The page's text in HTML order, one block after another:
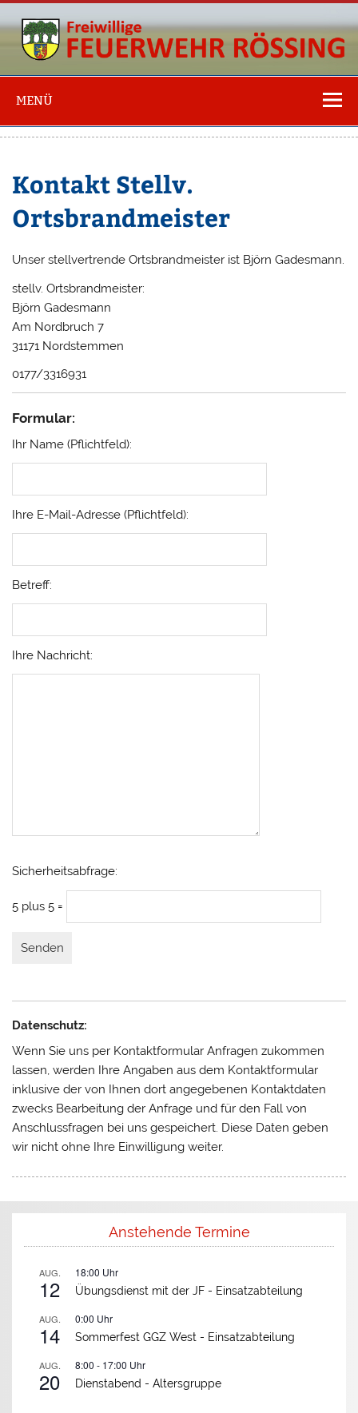
Freiwillige
Feuerwehr
Rössing
MENÜ
Kontakt Stellv.
Ortsbrandmeister
Unser stellvertrende Ortsbrandmeister ist Björn Gadesmann.
stellv. Ortsbrandmeister:
Björn Gadesmann
Am Nordbruch 7
31171 Nordstemmen
0177/3316931
Formular:
Ihr Name (Pflichtfeld):
Ihre E-Mail-Adresse (Pflichtfeld):
Betreff:
Ihre Nachricht:
t
e
d
i
e
s
e
s
Sicherheitsabfrage:
5 plus 5 =
Datenschutz:
Wenn Sie uns per Kontaktformular Anfragen zukommen
lassen, werden Ihre Angaben aus dem Kontaktformular
inklusive der von Ihnen dort angegebenen Kontaktdaten
zwecks Bearbeitung der Anfrage und für den Fall von
Anschlussfragen bei uns gespeichert. Diese Daten geben
wir nicht ohne Ihre Einwilligung weiter.
Anstehende Termine
AUG.
12
18:00 Uhr
Übungsdienst mit der JF - Einsatzabteilung
AUG.
14
0:00 Uhr
Sommerfest GGZ West - Einsatzabteilung
AUG.
20
8:00 - 17:00 Uhr
Dienstabend -Altersgruppe